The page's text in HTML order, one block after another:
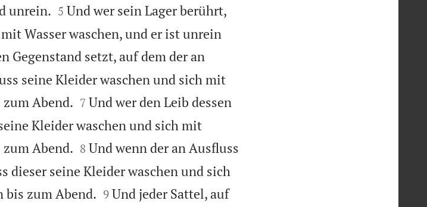
unrein.
5 Und wer sein Lager berührt,
Wasser waschen, und er ist unrein
Gegenstand setzt, auf dem der an
seine Kleider waschen und sich mit
Abend.
7 Und wer den Leib dessen
Kleider waschen und sich mit
Abend.
8 Und wenn der an Ausfluss
dieser seine Kleider waschen und sich
bis zum Abend.
9 Und jeder Sattel, auf